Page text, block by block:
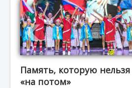
Общество
О нас
СМИ о нас
Память, которую
«на потом»